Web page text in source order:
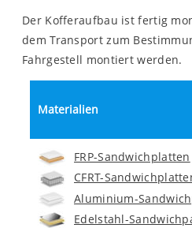
Der Kofferaufbau ist fertig
dem Transport zum
Fahrgestell montiert werden.
Materialien
FRP-Sandwichplatten
CFRT-
Aluminium-
Edelstahl-